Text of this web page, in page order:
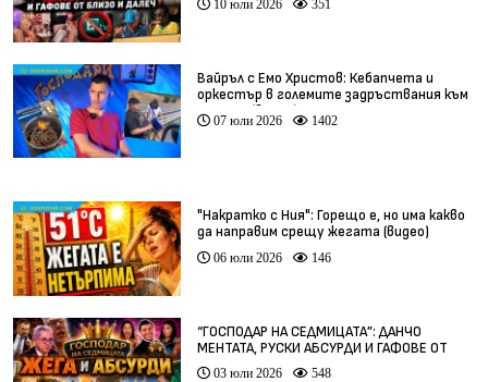
10 юли 2026 351
Вайръл с Емо Христов: Кебапчета и
оркестър в големите задръствания към
морето (видео)
07 юли 2026 1402
"Накратко с Ния": Горещо е, но има какво
да направим срещу жегата (видео)
06 юли 2026 146
“ГОСПОДАР НА СЕДМИЦАТА”: ДАНЧО
МЕНТАТА, РУСКИ АБСУРДИ И ГАФОВЕ ОТ
ЦЯЛ СВЯТ
03 юли 2026 548